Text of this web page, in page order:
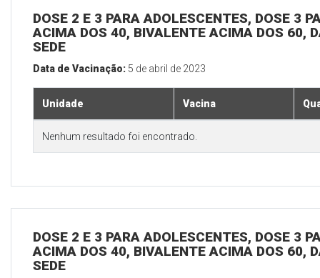
DOSE 2 E 3 PARA ADOLESCENTES, DOSE 3
ACIMA DOS 40, BIVALENTE ACIMA DOS 60,
SEDE
Data de Vacinação: 5 de abril de 2023
Unidade Vacina
Nenhum resultado foi encontrado.
DOSE 2 E 3 PARA ADOLESCENTES, DOSE 3
ACIMA DOS 40, BIVALENTE ACIMA DOS 60,
SEDE